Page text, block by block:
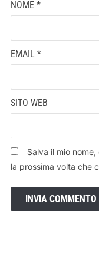
NOME *
EMAIL *
SITO WEB
Salva il mio
la prossima volta che